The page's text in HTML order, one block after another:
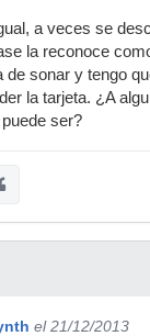
a veces se
la reconoce
de sonar y tengo
la tarjeta. ¿A
ser?
el 21/12/2013